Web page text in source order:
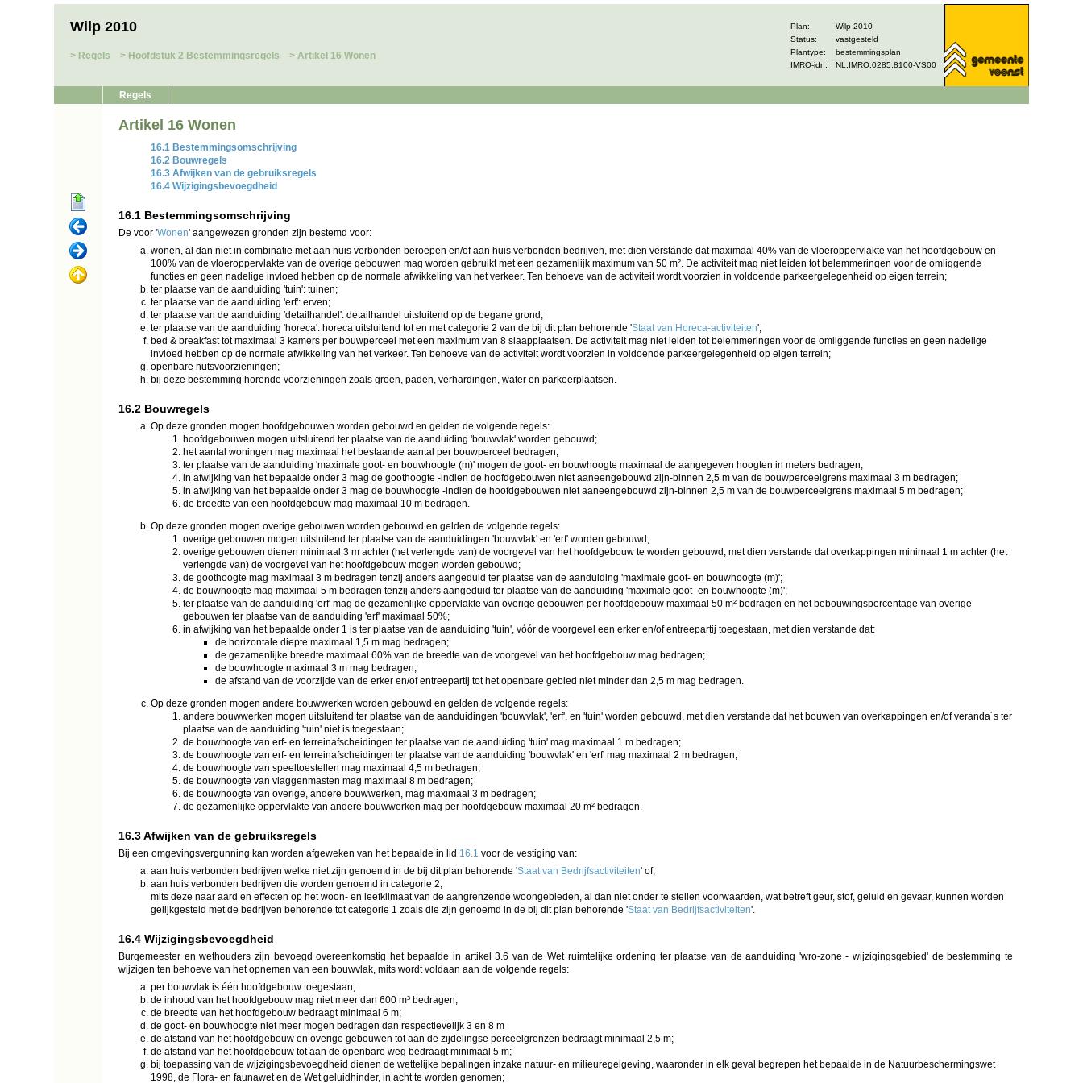
Wilp 2010
Regels Hoofdstuk 2 Bestemmingsregels Artikel 16 Wonen
Plan:
Wilp 2010
Status:
vastgesteld
Plantype:
bestemmingsplan
IMRO-idn:
NL.IMRO.0285.8100-VS00
Regels
Artikel 16 Wonen
16.1 Bestemmingsomschrijving
16.2 Bouwregels
16.3 Afwijken van de gebruiksregels
16.4 Wijzigingsbevoegdheid
16.1 Bestemmingsomschrijving
De voor 'Wonen' aangewezen gronden zijn bestemd voor:
wonen, al dan niet in combinatie met aan huis verbonden beroepen en/of aan huis verbonden bedrijven, met dien verstande dat maximaal 40% van de vloeroppervlakte van het hoofdgebouw en
100% van de vloeroppervlakte van de overige gebouwen mag worden gebruikt met een gezamenlijk maximum van 50 m². De activiteit mag niet leiden tot belemmeringen voor de omliggende
functies en geen nadelige invloed hebben op de normale afwikkeling van het verkeer. Ten behoeve van de activiteit wordt voorzien in voldoende parkeergelegenheid op eigen terrein;
ter plaatse van de aanduiding 'tuin': tuinen;
ter plaatse van de aanduiding 'erf': erven;
ter plaatse van de aanduiding 'detailhandel': detailhandel uitsluitend op de begane grond;
ter plaatse van de aanduiding 'horeca': horeca uitsluitend tot en met categorie 2 van de bij dit plan behorende 'Staat van Horeca-activiteiten';
bed & breakfast tot maximaal 3 kamers per bouwperceel met een maximum van 8 slaapplaatsen. De activiteit mag niet leiden tot belemmeringen voor de omliggende functies en geen nadelige
invloed hebben op de normale afwikkeling van het verkeer. Ten behoeve van de activiteit wordt voorzien in voldoende parkeergelegenheid op eigen terrein;
openbare nutsvoorzieningen;
bij deze bestemming horende voorzieningen zoals groen, paden, verhardingen, water en parkeerplaatsen.
16.2 Bouwregels
Op deze gronden mogen hoofdgebouwen worden gebouwd en gelden de volgende regels:
hoofdgebouwen mogen uitsluitend ter plaatse van de aanduiding 'bouwvlak' worden gebouwd;
het aantal woningen mag maximaal het bestaande aantal per bouwperceel bedragen;
ter plaatse van de aanduiding 'maximale goot- en bouwhoogte (m)' mogen de goot- en bouwhoogte maximaal de aangegeven hoogten in meters bedragen;
in afwijking van het bepaalde onder 3 mag de goothoogte -indien de hoofdgebouwen niet aaneengebouwd zijn-binnen 2,5 m van de bouwperceelgrens maximaal 3 m bedragen;
in afwijking van het bepaalde onder 3 mag de bouwhoogte -indien de hoofdgebouwen niet aaneengebouwd zijn-binnen 2,5 m van de bouwperceelgrens maximaal 5 m bedragen;
de breedte van een hoofdgebouw mag maximaal 10 m bedragen.
Op deze gronden mogen overige gebouwen worden gebouwd en gelden de volgende regels:
overige gebouwen mogen uitsluitend ter plaatse van de aanduidingen 'bouwvlak' en 'erf' worden gebouwd;
overige gebouwen dienen minimaal 3 m achter (het verlengde van) de voorgevel van het hoofdgebouw te worden gebouwd, met dien verstande dat overkappingen minimaal 1 m achter (het
verlengde van) de voorgevel van het hoofdgebouw mogen worden gebouwd;
de goothoogte mag maximaal 3 m bedragen tenzij anders aangeduid ter plaatse van de aanduiding 'maximale goot- en bouwhoogte (m)';
de bouwhoogte mag maximaal 5 m bedragen tenzij anders aangeduid ter plaatse van de aanduiding 'maximale goot- en bouwhoogte (m)';
ter plaatse van de aanduiding 'erf' mag de gezamenlijke oppervlakte van overige gebouwen per hoofdgebouw maximaal 50 m² bedragen en het bebouwingspercentage van overige
gebouwen ter plaatse van de aanduiding 'erf' maximaal 50%;
in afwijking van het bepaalde onder 1 is ter plaatse van de aanduiding 'tuin', vóór de voorgevel een erker en/of entreepartij toegestaan, met dien verstande dat:
de horizontale diepte maximaal 1,5 m mag bedragen;
de gezamenlijke breedte maximaal 60% van de breedte van de voorgevel van het hoofdgebouw mag bedragen;
de bouwhoogte maximaal 3 m mag bedragen;
de afstand van de voorzijde van de erker en/of entreepartij tot het openbare gebied niet minder dan 2,5 m mag bedragen.
Op deze gronden mogen andere bouwwerken worden gebouwd en gelden de volgende regels:
andere bouwwerken mogen uitsluitend ter plaatse van de aanduidingen 'bouwvlak', 'erf', en 'tuin' worden gebouwd, met dien verstande dat het bouwen van overkappingen en/of veranda´s ter
plaatse van de aanduiding 'tuin' niet is toegestaan;
de bouwhoogte van erf- en terreinafscheidingen ter plaatse van de aanduiding 'tuin' mag maximaal 1 m bedragen;
de bouwhoogte van erf- en terreinafscheidingen ter plaatse van de aanduiding 'bouwvlak' en 'erf' mag maximaal 2 m bedragen;
de bouwhoogte van speeltoestellen mag maximaal 4,5 m bedragen;
de bouwhoogte van vlaggenmasten mag maximaal 8 m bedragen;
de bouwhoogte van overige, andere bouwwerken, mag maximaal 3 m bedragen;
de gezamenlijke oppervlakte van andere bouwwerken mag per hoofdgebouw maximaal 20 m² bedragen.
16.3 Afwijken van de gebruiksregels
Bij een omgevingsvergunning kan worden afgeweken van het bepaalde in lid 16.1 voor de vestiging van:
aan huis verbonden bedrijven welke niet zijn genoemd in de bij dit plan behorende 'Staatvan Bedrijfsactiviteiten' of,
aan huis verbonden bedrijven die worden genoemd in categorie 2;
mits deze naar aard en effecten op het woon- en leefklimaat van de aangrenzende woongebieden, al dan niet onder te stellen voorwaarden, wat betreft geur, stof, geluid en gevaar, kunnen worden
gelijkgesteld met de bedrijven behorende tot categorie 1 zoals die zijn genoemd in de bij dit plan behorende 'Staat van Bedrijfsactiviteiten'.
16.4 Wijzigingsbevoegdheid
Burgemeester en wethouders zijn bevoegd overeenkomstig het bepaalde in artikel 3.6 van de Wet ruimtelijke ordening ter plaatse van de aanduiding 'wro-zone - wijzigingsgebied' de bestemming te
wijzigen ten behoeve van het opnemen van een bouwvlak, mits wordt voldaan aan de volgende regels:
per bouwvlak is één hoofdgebouw toegestaan;
de inhoud van het hoofdgebouw mag niet meer dan 600 m³ bedragen;
de breedte van het hoofdgebouw bedraagt minimaal 6 m;
de goot- en bouwhoogte niet meer mogen bedragen dan respectievelijk 3 en 8 m
de afstand van het hoofdgebouw en overige gebouwen tot aan de zijdelingse perceelgrenzen bedraagt minimaal 2,5 m;
de afstand van het hoofdgebouw tot aan de openbare weg bedraagt minimaal 5 m;
bij toepassing van de wijzigingsbevoegdheid dienen de wettelijke bepalingen inzake natuur- en milieuregelgeving, waaronder in elk geval begrepen het bepaalde in de Natuurbeschermingswet
1998, de Flora- en faunawet en de Wet geluidhinder, in acht te worden genomen;